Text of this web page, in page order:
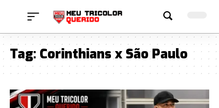
Tag: Corinthians x São Paulo